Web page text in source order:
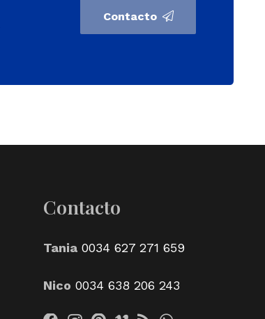
Contacto
Contacto
Tania 0034 627 271 659
Nico 0034 638 206 243